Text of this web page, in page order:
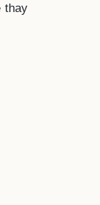
thay